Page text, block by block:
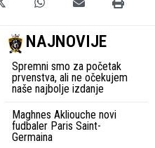
NAJNOVIJE
Spremni smo za početak
prvenstva, ali ne očekujem
naše najbolje izdanje
Maghnes Akliouche novi
fudbaler Paris Saint-
Germaina